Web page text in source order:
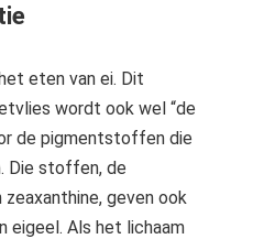
eten van ei. Dit
wordt ook wel “de
de pigmentstoffen die
Die stoffen, de
geven ook
eigeel. Als het lichaam